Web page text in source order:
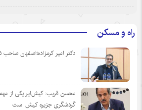
راه و مسکن
دکتر امیر کرمزاده؛اصفهان صاحب ۵ هتل پنج‌ستاره می‌شود
محسن قریب: کیش‌ایر یکی از
گردشگری جزیره کیش است